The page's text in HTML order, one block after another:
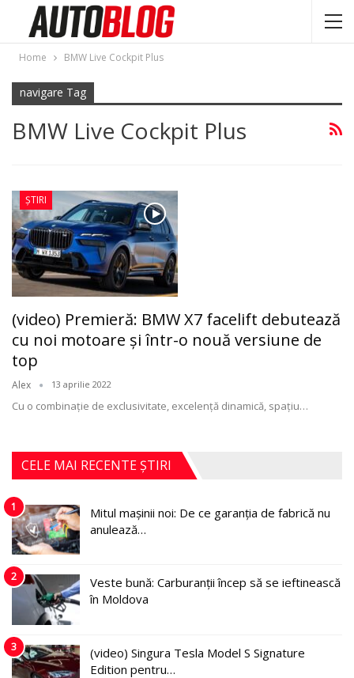
Home BMW Live Cockpit Plus
navigare Tag
BMW Live Cockpit Plus
ȘTIRI
(video) Premieră: BMW X7 facelift debutează
cu noi motoare şi într-o nouă versiune de
top
Alex 13 aprilie 2022
Cu o combinaţie de exclusivitate, excelenţă dinamică, spaţiu…
CELE MAI RECENTE ȘTIRI
1
Mitul mașinii noi: De ce garanția de fabrică nu
anulează…
2
Veste bună: Carburanții încep să se ieftinească
în Moldova
3
(video) Singura Tesla Model S Signature
Edition pentru…